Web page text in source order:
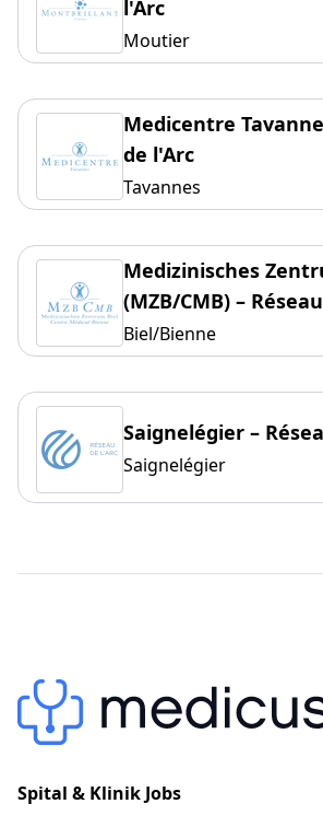
l'Arc
Moutier
Medicentre
de l'Arc
Tavannes
Medizinisches
(MZB/CMB) –
Biel/Bienne
Saignelégier –
Saignelégier
Spital & Klinik Jobs